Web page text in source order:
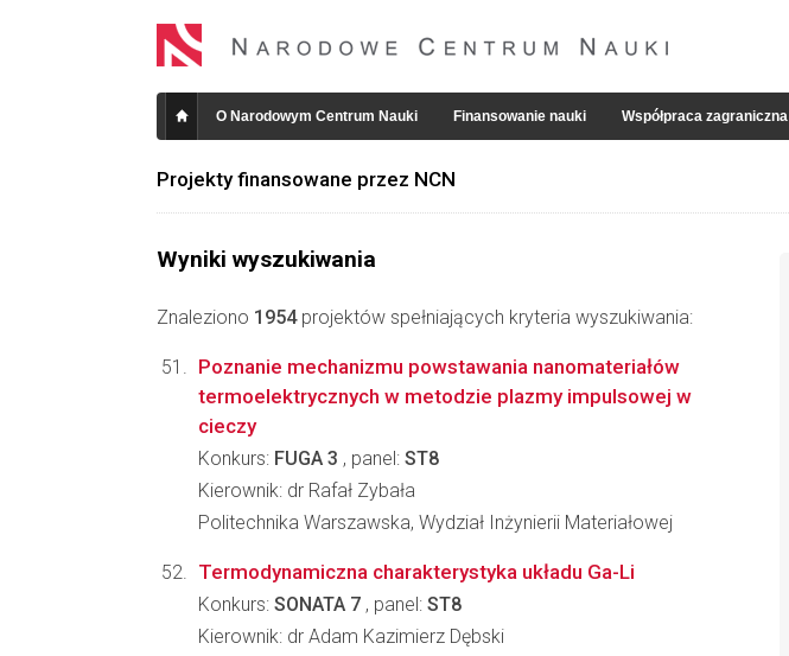
O Narodowym Centrum Nauki Finansowanie nauki Współpraca zagraniczna
Projekty finansowane przez NCN
Wyniki wyszukiwania
Znaleziono 1954projektów spełniających kryteria wyszukiwania:
Poznanie mechanizmu powstawania nanomateriałów
termoelektrycznych w metodzie plazmy impulsowej w
cieczy
Konkurs: FUGA 3 , panel: ST8
Kierownik: dr Rafał Zybała
Politechnika Warszawska, Wydział Inżynierii Materiałowej
Termodynamiczna charakterystyka układu Ga-Li
Konkurs: SONATA 7 , panel: ST8
Kierownik: dr Adam Kazimierz Dębski